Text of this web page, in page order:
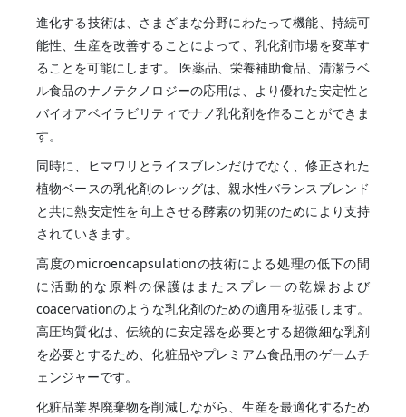
進化する技術は、さまざまな分野にわたって機能、持続可
能性、生産を改善することによって、乳化剤市場を変革す
ることを可能にします。 医薬品、栄養補助食品、清潔ラベ
ル食品のナノテクノロジーの応用は、より優れた安定性と
バイオアベイラビリティでナノ乳化剤を作ることができま
す。
同時に、ヒマワリとライスブレンだけでなく、修正された
植物ベースの乳化剤のレッグは、親水性バランスブレンド
と共に熱安定性を向上させる酵素の切開のためにより支持
されていきます。
高度のmicroencapsulationの技術による処理の低下の間
に活動的な原料の保護はまたスプレーの乾燥および
coacervationのような乳化剤のための適用を拡張します。
高圧均質化は、伝統的に安定器を必要とする超微細な乳剤
を必要とするため、化粧品やプレミアム食品用のゲームチ
ェンジャーです。
化粧品業界廃棄物を削減しながら、生産を最適化するため